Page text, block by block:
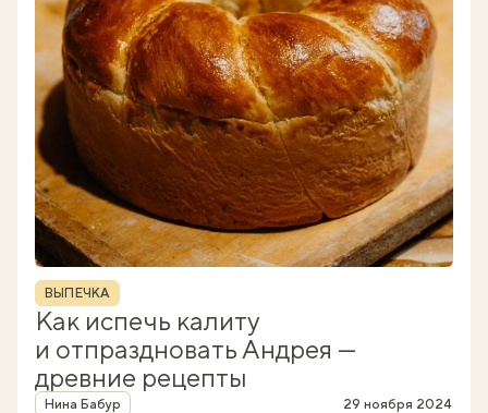
Рубрика
ВЫПЕЧКА
Как испечь калиту
и отпраздновать Андрея —
древние рецепты
Автор
Нина Бабур 29 ноября 2024